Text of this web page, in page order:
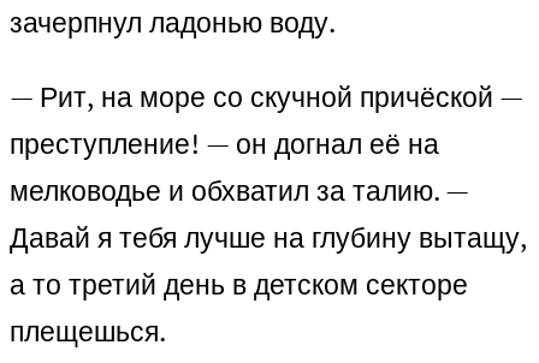
зачерпнул ладонью воду.
— Рит, на море со скучной причёской —
преступление! — он догнал её на
мелководье и обхватил за талию. —
Давай я тебя лучше на глубину вытащу,
а то третий день в детском секторе
плещешься.